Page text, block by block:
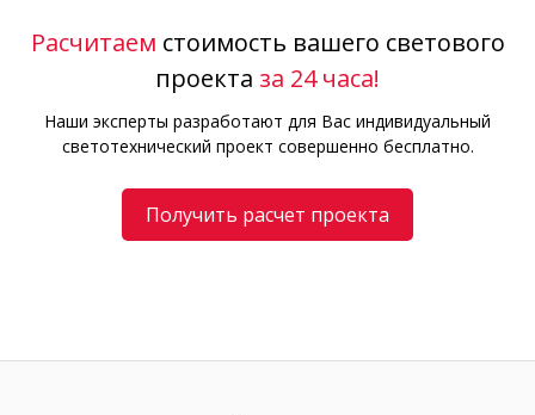
Расчитаем стоимость вашего светового
проекта за 24 часа!
Наши эксперты разработают для Вас индивидуальный
светотехнический проект совершенно бесплатно.
Получить расчет проекта